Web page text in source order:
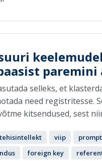
paremini
selleks, et
need registritesse.
kitsendused, sest
tehisintellekt viip prompt
foreign key